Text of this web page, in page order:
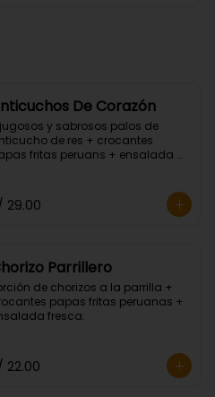
De Corazón
y sabrosos palos de
de res + crocantes
fritas peruans + ensalada
29.00
Parrillero
de chorizos a la parrilla +
papas fritas peruanas +
fresca.
22.00